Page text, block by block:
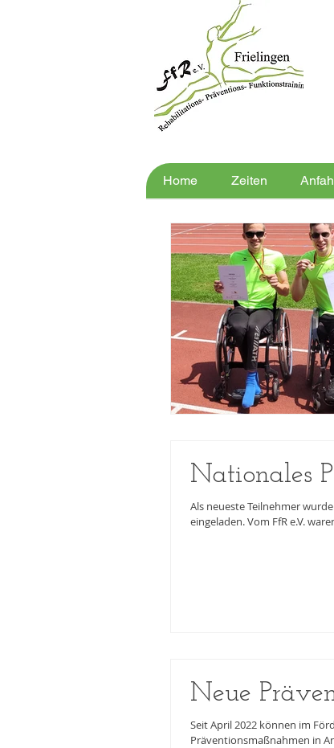
Home Zeiten
Nationales
Als neueste Teilnehmer
eingeladen. Vom FfR e.V.
Neue
Seit April 2022 können im
Präventionsmaßnahmen in